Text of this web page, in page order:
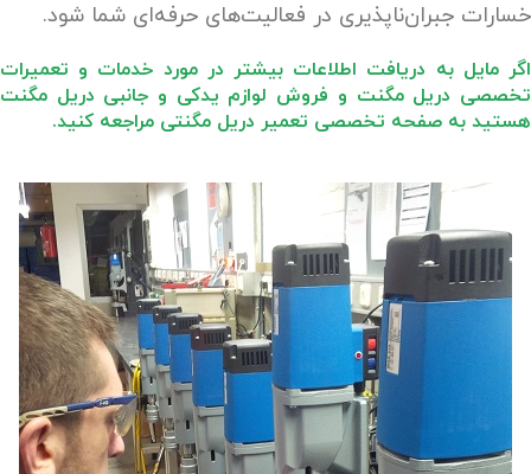
خسارات جبران‌ناپذیری در فعالیت‌های حرفه‌ای شما شود.
اگر مایل به دریافت اطلاعات بیشتر در مورد خدمات و تعمیرات
تخصصی دریل مگنت و فروش لوازم یدکی و جانبی دریل مگنت
هستید به صفحه تخصصی تعمیر دریل مگنتی مراجعه کنید.